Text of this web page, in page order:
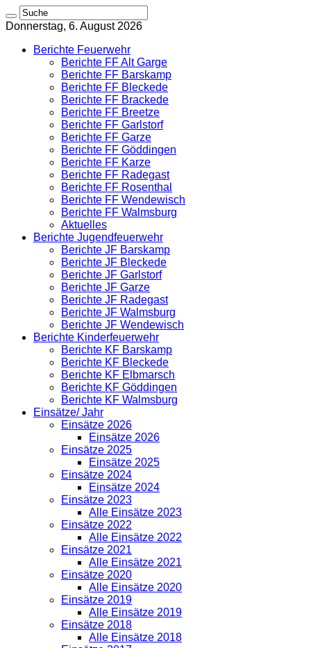
Donnerstag, 6. August 2026
Berichte Feuerwehr
Berichte FF Alt Garge
Berichte FF Barskamp
Berichte FF Bleckede
Berichte FF Brackede
Berichte FF Breetze
Berichte FF Garlstorf
Berichte FF Garze
Berichte FF Göddingen
Berichte FF Karze
Berichte FF Radegast
Berichte FF Rosenthal
Berichte FF Wendewisch
Berichte FF Walmsburg
Aktuelles
Berichte Jugendfeuerwehr
Berichte JF Barskamp
Berichte JF Bleckede
Berichte JF Garlstorf
Berichte JF Garze
Berichte JF Radegast
Berichte JF Walmsburg
Berichte JF Wendewisch
Berichte Kinderfeuerwehr
Berichte KF Barskamp
Berichte KF Bleckede
Berichte KF Elbmarsch
Berichte KF Göddingen
Berichte KF Walmsburg
Einsätze/ Jahr
Einsätze 2026
Einsätze 2026
Einsätze 2025
Einsätze 2025
Einsätze 2024
Einsätze 2024
Einsätze 2023
Alle Einsätze 2023
Einsätze 2022
Alle Einsätze 2022
Einsätze 2021
Alle Einsätze 2021
Einsätze 2020
Alle Einsätze 2020
Einsätze 2019
Alle Einsätze 2019
Einsätze 2018
Alle Einsätze 2018